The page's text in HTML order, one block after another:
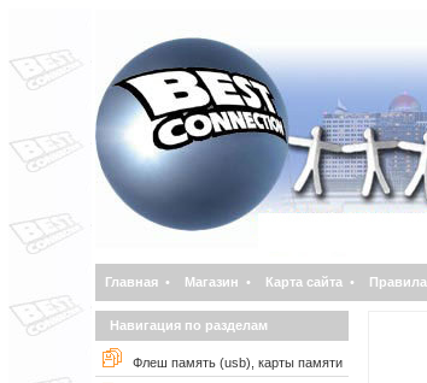
Главная • Магазин • Карта сайта • Правила
Навигация по разделам
Флеш память (usb), карты памяти